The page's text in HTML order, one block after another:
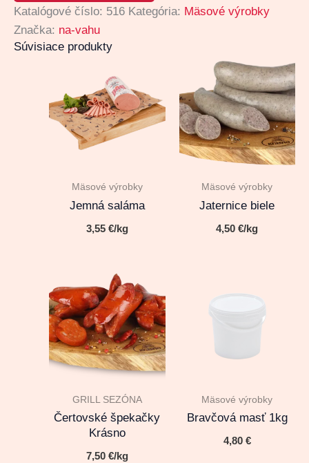
Katalógové číslo: 516 Kategória: Mäsové výrobky
Značka: na-vahu
Súvisiace produkty
Mäsové výrobky
Jemná saláma
3,55 €/kg
Mäsové výrobky
Jaternice biele
4,50€/kg
GRILL SEZÓNA
Čertovské špekačky
Krásno
7,50 €/kg
Mäsové výrobky
Bravčová masť 1kg
4,80 €